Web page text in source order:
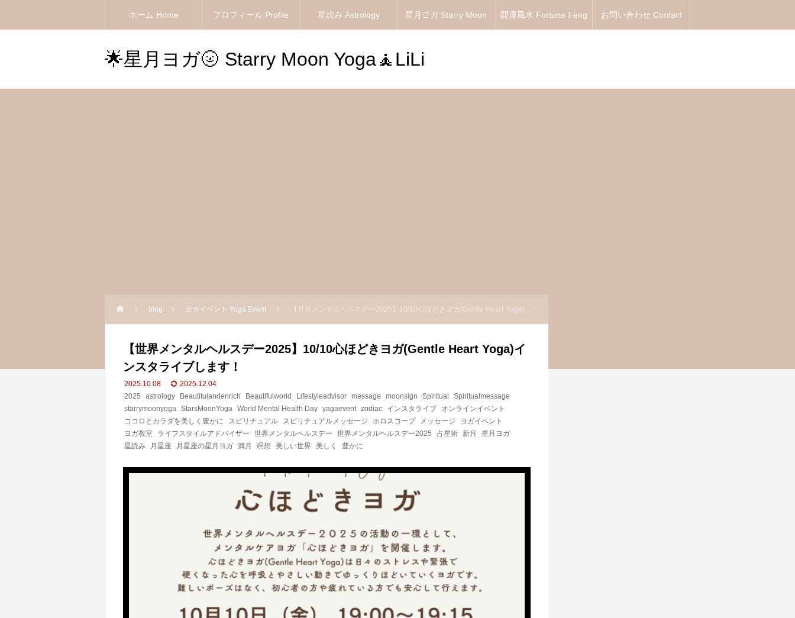
ホーム Home プロフィール Profile 星読み Astrology 星月ヨガ Starry Moon 開運風水 Fortune Feng お問い合わせ Contact
🌟星月ヨガ🌝 Starry Moon Yoga🧘LiLi
blog ヨガイベント Yoga Event 【世界メンタルヘルスデー2025】10/10心ほどきヨガ(Gentle Heart Yoga)インスタライブします！
【世界メンタルヘルスデー2025】10/10心ほどきヨガ(Gentle Heart Yoga)イ
ンスタライブします！
2025.10.08
2025.12.04
2025
astrology Beautifulandenrich Beautifulworld Lifestyleadvisor message moonsign Spiritual
Spiritualmessage
starrymoonyoga StarsMoonYoga World Mental Health Day yagaevent zodiac インスタライブ
オンラインイベント
ココロとカラダを美しく豊かに
スピリチュアル スピリチュアルメッセージ ホロスコープ メッセージ
ヨガイベント
ヨガ教室
ライフスタイルアドバイザー 世界メンタルヘルスデー 世界メンタルヘルスデー2025 占星術 新月
星月ヨガ
星読み
月星座 月星座の星月ヨガ 満月 瞑想 美しい世界 美しく 豊かに